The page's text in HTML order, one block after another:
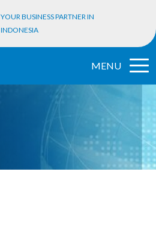
YOUR BUSINESS PARTNER IN
INDONESIA
MENU